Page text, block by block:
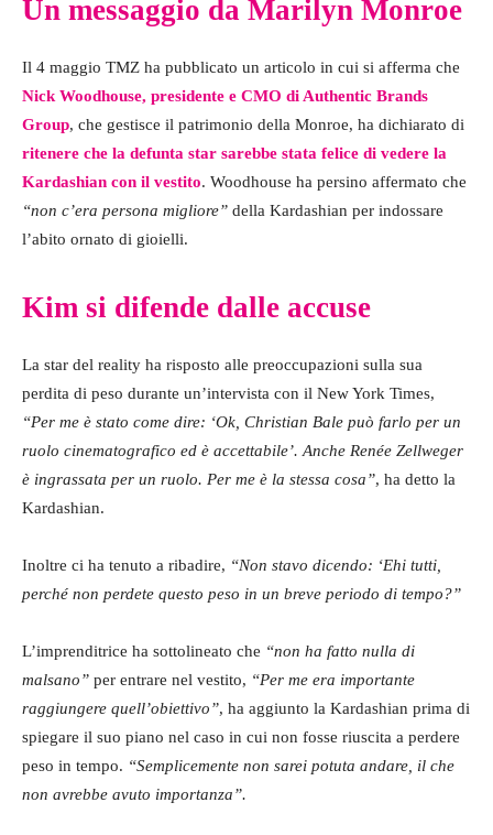
Un messaggio da Marilyn Monroe
Il 4 maggio TMZ ha pubblicato un articolo in cui si afferma che
Nick Woodhouse, presidente e CMO di Authentic Brands
Group, che gestisce il patrimonio della Monroe, ha dichiarato di
ritenere che la defunta star sarebbe stata felice di vedere la
Kardashian con il vestito. Woodhouse ha persino affermato che
“non c’era persona migliore” della Kardashian per indossare
l’abito ornato di gioielli.
Kim si difende dalle accuse
La star del reality ha risposto alle preoccupazioni sulla sua
perdita di peso durante un’intervista con il New York Times,
“Per me è stato come dire: ‘Ok, Christian Bale può farlo per un
ruolo cinematografico ed è accettabile’. Anche Renée Zellweger
è ingrassata per un ruolo. Per me è la stessa cosa”, ha detto la
Kardashian.
Inoltre ci ha tenuto a ribadire, “Non stavo dicendo: ‘Ehi tutti,
perché non perdete questo peso in un breve periodo di tempo?”
L’imprenditrice ha sottolineato che “non ha fatto nulla di
malsano” per entrare nel vestito, “Per me era importante
raggiungere quell’obiettivo”, ha aggiunto la Kardashian prima di
spiegare il suo piano nel caso in cui non fosse riuscita a perdere
peso in tempo. “Semplicemente non sarei potuta andare, il che
non avrebbe avuto importanza”.